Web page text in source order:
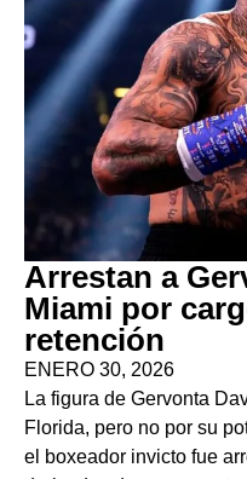
Arrestan a
Miami por
retención
ENERO 30, 2026
La figura de Gervonta
Florida, pero no por su
el boxeador invicto fue